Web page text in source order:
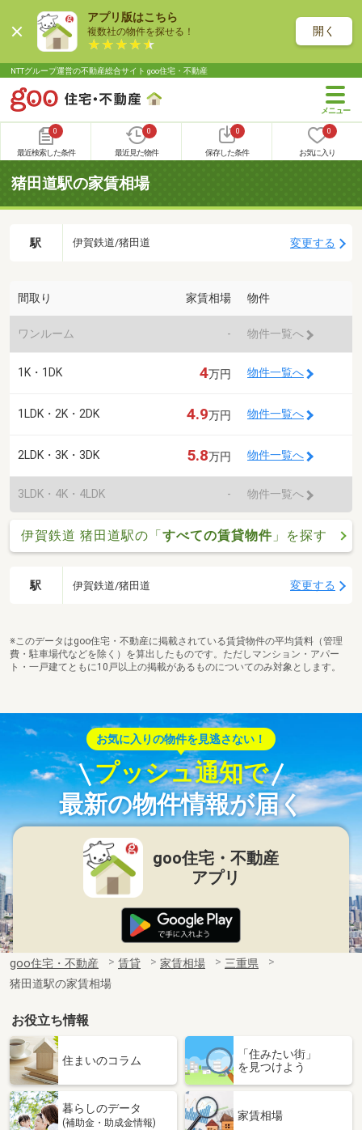
アプリ版はこちら
複数社の物件を探せる！ 開く
NTTグループ運営の不動産総合サイト goo住宅・不動産
0
最近検索した条件
0
最近見た物件
0
保存した条件
0
お気に入り
猪田道駅の家賃相場
駅 伊賀鉄道/猪田道 変更する
間取り 家賃相場 物件
ワンルーム - 物件一覧へ
1K・1DK 4万円 物件一覧へ
1LDK・2K・2DK 4.9万円 物件一覧へ
2LDK・3K・3DK 5.8万円 物件一覧へ
3LDK・4K・4LDK - 物件一覧へ
伊賀鉄道 猪田道駅の「すべての賃貸物件 」を探す
駅 伊賀鉄道/猪田道 変更する
※このデータはgoo住宅・不動産に掲載されている賃貸物件の平均賃料（管理
費・駐車場代などを除く）を算出したものです。ただしマンション・アパー
ト・一戸建てともに10戸以上の掲載があるものについてのみ対象とします。
お気に入りの物件を見逃さない！
プッシュ通知で
最新の物件情報が届く
goo住宅・不動産
アプリ
goo住宅・不動産 賃貸 家賃相場
三重県
猪田道駅の家賃相場
お役立ち情報
住まいのコラム
「住みたい街」
を見つけよう
暮らしのデータ
(補助金・助成金情報)
家賃相場